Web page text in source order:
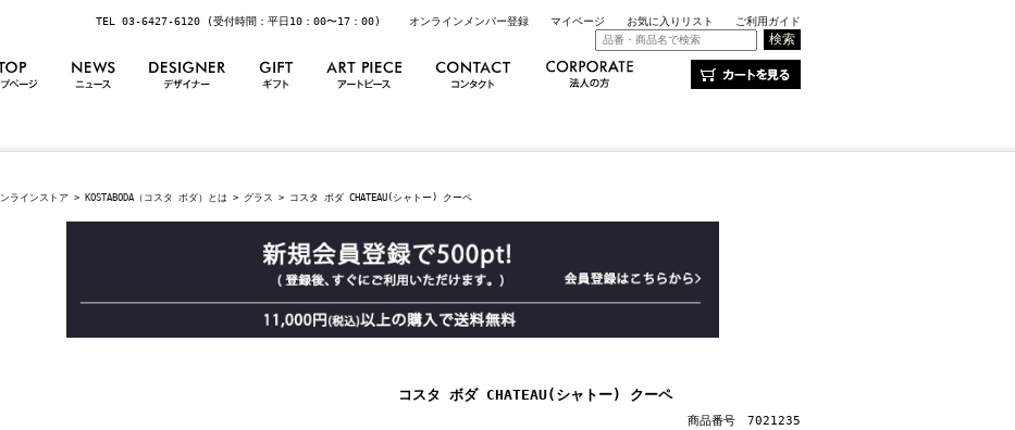
TEL 03-6427-6120 (受付時間：平日10：00〜17：00) オンラインメンバー登録 マイページ お気に入りリスト ご利用ガイド
ラインストア > KOSTABODA（コスタ ボダ）とは > グラス > コスタ ボダ CHATEAU(シャトー) クーペ
コスタ ボダ CHATEAU(シャトー) クーペ
商品番号 7021235